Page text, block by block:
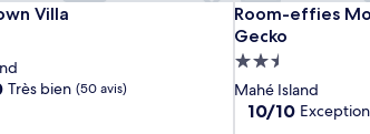
Villa
Villa
Très bien (50 avis)
Room-effies
Gecko
Room-effies
Hébergement
2.5 étoiles
Mahé Island
10.0
10/10